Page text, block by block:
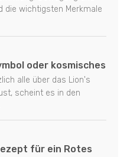
die wichtigsten Merkmale
oder kosmisches
alle über das Lion's
scheint es in den
für ein Rotes